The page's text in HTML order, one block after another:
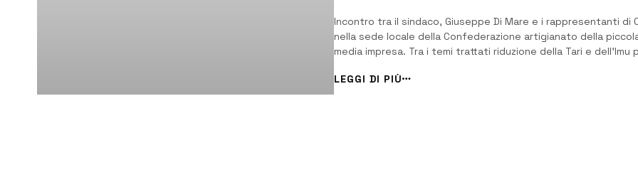
Incontro tra il sindaco, Giuseppe Di Mare e i rappresentanti di
nella sede locale della Confederazione artigianato della
media impresa. Tra i temi trattati riduzione della Tari e dell’Imu
[/] Il sindaco, Giuseppe Di Mare è stato ricevuto nella sede
LEGGI DI PIÙ